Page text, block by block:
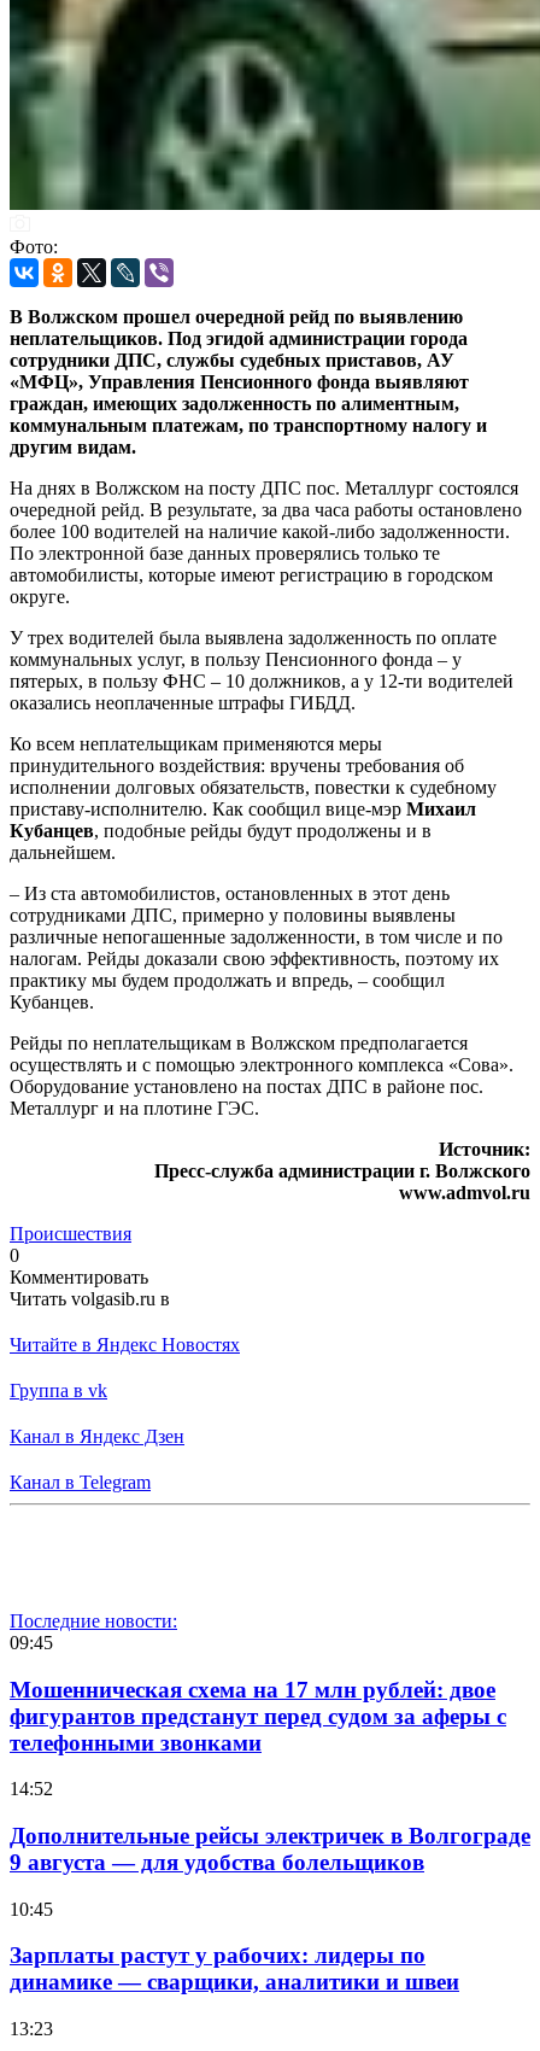
Фото:
В Волжском прошел очередной рейд по выявлению
неплательщиков. Под эгидой администрации города
сотрудники ДПС, службы судебных приставов, АУ
«МФЦ», Управления Пенсионного фонда выявляют
граждан, имеющих задолженность по алиментным,
коммунальным платежам, по транспортному налогу и
другим видам.
На днях в Волжском на посту ДПС пос. Металлург состоялся
очередной рейд. В результате, за два часа работы остановлено
более 100 водителей на наличие какой-либо задолженности.
По электронной базе данных проверялись только те
автомобилисты, которые имеют регистрацию в городском
округе.
У трех водителей была выявлена задолженность по оплате
коммунальных услуг, в пользу Пенсионного фонда – у
пятерых, в пользу ФНС – 10 должников, а у 12-ти водителей
оказались неоплаченные штрафы ГИБДД.
Ко всем неплательщикам применяются меры
принудительного воздействия: вручены требования об
исполнении долговых обязательств, повестки к судебному
приставу-исполнителю. Как сообщил вице-мэр Михаил
Кубанцев, подобные рейды будут продолжены и в
дальнейшем.
– Из ста автомобилистов, остановленных в этот день
сотрудниками ДПС, примерно у половины выявлены
различные непогашенные задолженности, в том числе и по
налогам. Рейды доказали свою эффективность, поэтому их
практику мы будем продолжать и впредь, – сообщил
Кубанцев.
Рейды по неплательщикам в Волжском предполагается
осуществлять и с помощью электронного комплекса «Сова».
Оборудование установлено на постах ДПС в районе пос.
Металлург и на плотине ГЭС.
Источник:
Пресс-служба администрации г. Волжского
www.admvol.ru
Происшествия
0
Комментировать
Читать volgasib.ru в
Читайте в Яндекс Новостях
Группа в vk
Канал в Яндекс Дзен
Канал в Telegram
Последние новости:
09:45
Мошенническая схема на 17 млн рублей: двое
фигурантов предстанут перед судом за аферы с
телефонными звонками
14:52
Дополнительные рейсы электричек в Волгограде
9 августа — для удобства болельщиков
10:45
Зарплаты растут у рабочих: лидеры по
динамике — сварщики, аналитики и швеи
13:23